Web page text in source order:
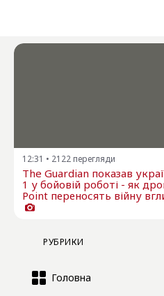
12:31 • 2122 перегляди
The Guardian показав
1 у бойовій роботі - як
Point переносять війну
РУБРИКИ
Головна